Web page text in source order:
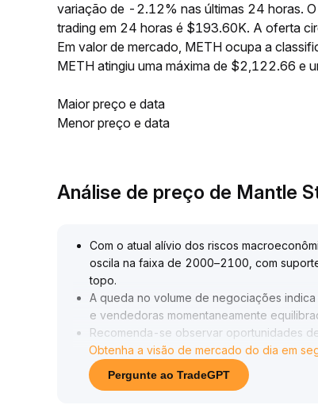
variação de -2.12% nas últimas 24 horas.
trading em 24 horas é $193.60K. A oferta
Em valor de mercado, METH ocupa a
METH atingiu uma máxima de $2,122.66 e
Maior preço e data
Menor preço e data
Análise de preço de Mantle
Com o atual alívio dos riscos
oscila na faixa de 2000–2100, com
topo.
A queda no volume de negociações
e vendedoras momentaneamente
Recomenda-se observar oportunidades
2100, pode-se considerar
No médio e longo prazo, é fundamental
concretização dos lucros do setor de
Obtenha a visão de mercado do dia em
Pergunte ao TradeGPT